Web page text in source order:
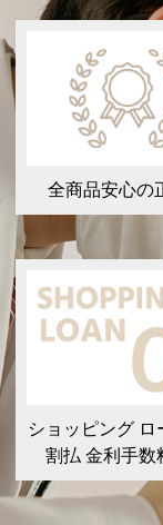
全商品安心の
ショッピング
割払 金利手数